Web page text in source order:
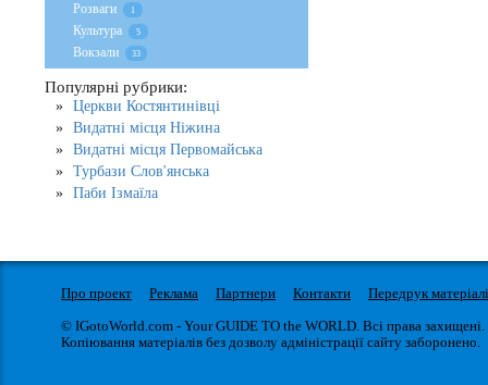
Розваги 1
Культура 5
Вокзали 33
Популярні рубрики:
Церкви Костянтинівці
Видатні місця Ніжина
Видатні місця Первомайська
Турбази Слов'янська
Паби Ізмаїла
Про проект Реклама Партнери Контакти
Передрук
© IGotoWorld.com - Your GUIDE TO the WORLD. Всі права захищені.
Копіювання матеріалів без дозволу адміністрації сайту заборонено.